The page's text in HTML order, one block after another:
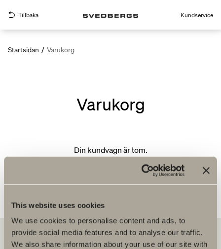
This website uses cookies
We use cookies to personalise content and ads, to
provide social media features and to analyse our traffic.
We also share information about your use of our site with
Tillbaka Kundservice
Startsidan / Varukorg
Varukorg
Din kundvagn är tom.